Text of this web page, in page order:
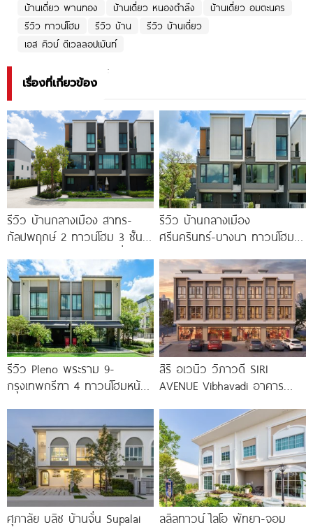
บ้านเดี่ยว พานทอง
บ้านเดี่ยว หนองตำลึง
บ้านเดี่ยว อมตะนคร
รีวิว ทาวน์โฮม
รีวิว บ้าน
รีวิว บ้านเดี่ยว
เอส คิวบ์ ดีเวลลอปเม้นท์
เรื่องที่เกี่ยวข้อง
รีวิว บ้านกลางเมือง สาทร-
กัลปพฤกษ์ 2 ทาวน์โฮม 3 ชั้น
สาทร เพียง
รีวิว บ้านกลางเมือง
ศรีนครินทร์-บางนา ทาวน์โฮม 3
Penthouse
รีวิว Pleno พระราม 9-
กรุงเทพกรีฑา 4 ทาวน์โฮมหน้า
สิริ อเวนิว วิภาวดี SIRI
AVENUE Vibhavadi อาคาร
ศุภาลัย บลิซ บ้านจั่น Supalai
ลลิลทาวน์ ไลโอ พัทยา-จอม